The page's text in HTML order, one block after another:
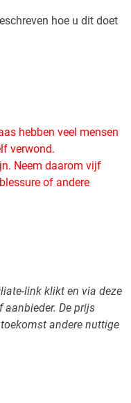
hoe u dit doet
hebben veel mensen
verwond.
Neem daarom vijf
of andere
link klikt en via deze
De prijs
andere nuttige